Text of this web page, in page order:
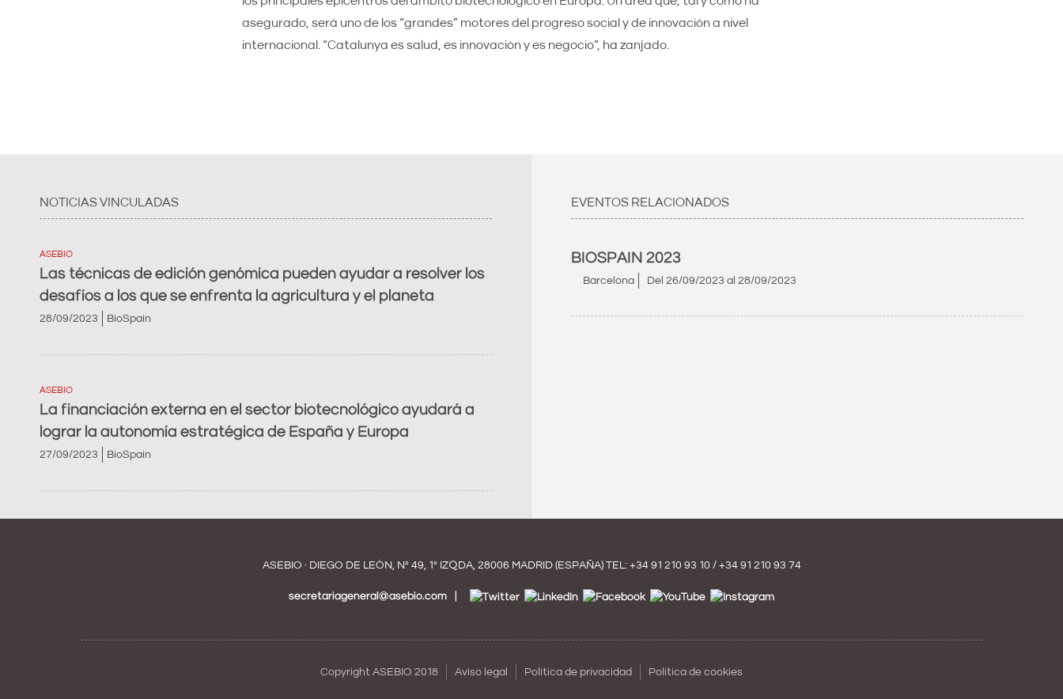
asegurado, será uno de los “grandes” motores del progreso social y de innovación a nivel
internacional. “Catalunya es salud, es innovación y es negocio”, ha zanjado.
NOTICIAS VINCULADAS
ASEBIO
Las técnicas de edición genómica pueden ayudar a resolver los
desafíos a los que se enfrenta la agricultura y el planeta
28/09/2023 BioSpain
ASEBIO
La financiación externa en el sector biotecnológico ayudará a
lograr la autonomía estratégica de España y Europa
27/09/2023 BioSpain
EVENTOS RELACIONADOS
BIOSPAIN 2023
Barcelona Del 26/09/2023 al 28/09/2023
ASEBIO · DIEGO DE LEÓN, Nº 49, 1º IZQDA, 28006 MADRID (ESPAÑA) TEL: +34 91 210 93 10 / +34 91 210 93 74
secretariageneral@asebio.com
Copyright ASEBIO 2018 Aviso legal Política de privacidad Política de cookies